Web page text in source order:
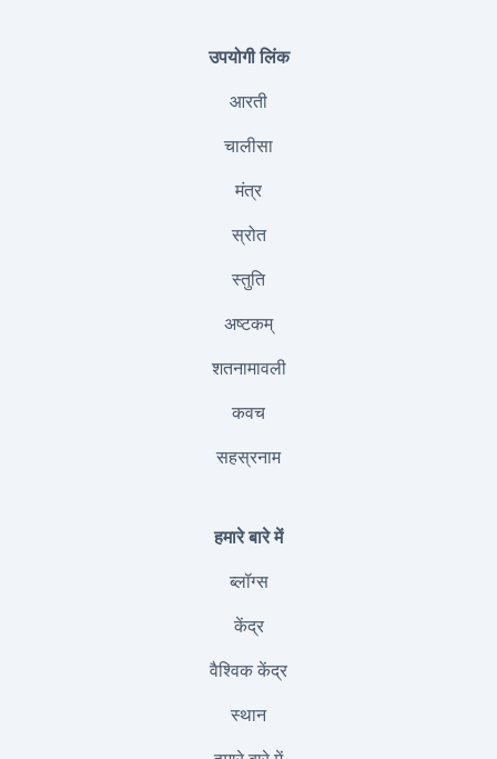
उपयोगी लिंक
आरती
चालीसा
मंत्र
स्रोत
स्तुति
अष्टकम्
शतनामावली
कवच
सहस्रनाम
हमारे बारे में
ब्लॉग्स
केंद्र
वैश्विक केंद्र
स्थान